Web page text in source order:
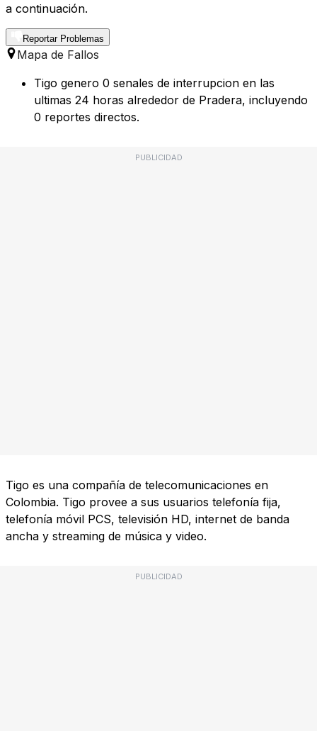
a continuación.
Reportar Problemas
Mapa de Fallos
Tigo genero 0 senales de interrupcion en las
ultimas 24 horas alrededor de Pradera, incluyendo
0 reportes directos.
PUBLICIDAD
Tigo es una compañía de telecomunicaciones en
Colombia. Tigo provee a sus usuarios telefonía fija,
telefonía móvil PCS, televisión HD, internet de banda
ancha y streaming de música y video.
PUBLICIDAD